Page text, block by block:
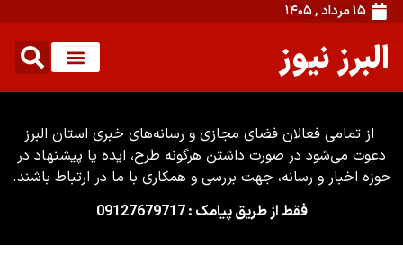
۱۵ مرداد , ۱۴۰۵
البرز نیوز
از تمامی فعالان فضای مجازی و رسانه‌های خبری استان البرز
دعوت می‌شود در صورت داشتن هرگونه طرح، ایده یا پیشنهاد در
حوزه اخبار و رسانه، جهت بررسی و همکاری با ما در ارتباط باشند.
فقط از طریق پیامک : 09127679717